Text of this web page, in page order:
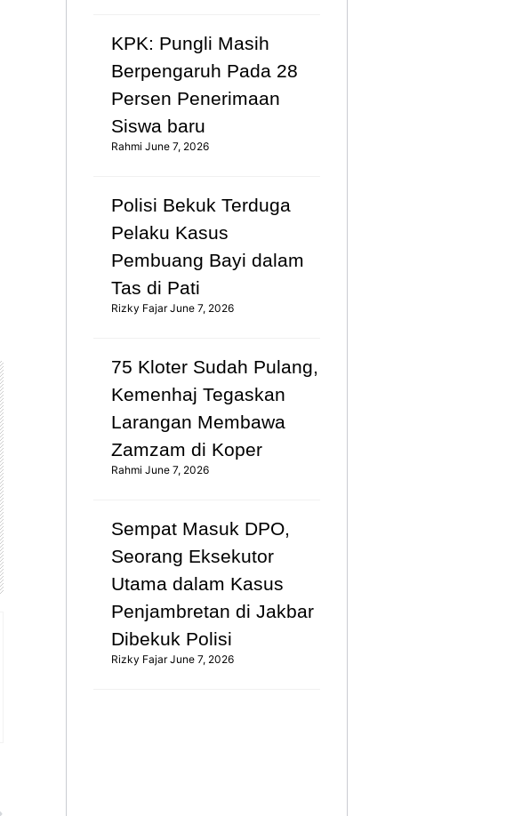
KPK: Pungli Masih
Berpengaruh Pada 28
Persen Penerimaan
Siswa baru
RahmiJune 7, 2026
Polisi Bekuk Terduga
Pelaku Kasus
Pembuang Bayi dalam
Tas di Pati
Rizky FajarJune 7, 2026
75 Kloter Sudah Pulang,
Kemenhaj Tegaskan
Larangan Membawa
Zamzam di Koper
RahmiJune 7, 2026
Sempat Masuk DPO,
Seorang Eksekutor
Utama dalam Kasus
Penjambretan di Jakbar
Dibekuk Polisi
Rizky FajarJune 7, 2026